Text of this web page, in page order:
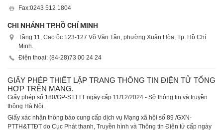
Fax:0243 512 1804
CHI NHÁNH TP.HỒ CHÍ MINH
Tầng 11, Cao ốc 123-127 Võ Văn Tần, phường Xuân Hòa, Tp. Hồ Chí
Minh.
Điện thoại: (84-28)73 00 24 24
GIẤY PHÉP THIẾT LẬP TRANG THÔNG TIN ĐIỆN TỬ TỔNG
HỢP TRÊN MẠNG.
Giấy phép số 180/GP-STTTT ngày cấp 11/12/2024 - Sở thông tin và truyền
thông Hà Nội.
Giấy xác nhận thông báo cung cấp dịch vụ Mạng xã hội số 89 /GXN-
PTTH&TTĐT do Cục Phát thanh, Truyền hình và Thông tin Điện tử cấp ngày